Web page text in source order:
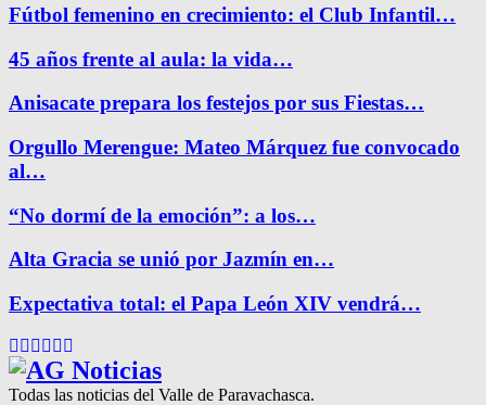
Fútbol femenino en crecimiento: el Club Infantil…
45 años frente al aula: la vida…
Anisacate prepara los festejos por sus Fiestas…
Orgullo Merengue: Mateo Márquez fue convocado
al…
“No dormí de la emoción”: a los…
Alta Gracia se unió por Jazmín en…
Expectativa total: el Papa León XIV vendrá…
Facebook
Twitter
Instagram
Pinterest
Google
Todas las noticias del Valle de Paravachasca.